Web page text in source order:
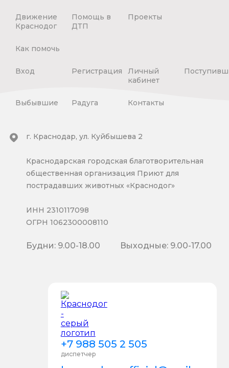
Движение
Краснодог
Помощь в
ДТП
Проекты
Как помочь
Вход Регистрация
Личный
кабинет
Выбывшие Радуга Контакты
+7 988 505 2 505
диспетчер
г. Краснодар, ул. Куйбышева 2
Краснодарская городская благотворительная
общественная организация Приют для
пострадавших животных «Краснодог»
ИНН 2310117098
ОГРН 1062300008110
Будни: 9.00-18.00 Выходные: 9.00-17.00